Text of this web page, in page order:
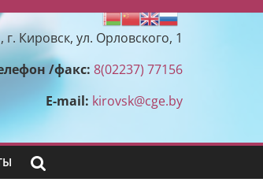
г. Кировск, ул. Орловского, 1
/факс: 8(02237) 77156
E-mail: kirovsk@cge.by